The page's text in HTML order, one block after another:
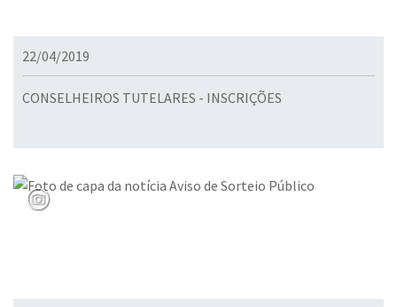
22/04/2019
CONSELHEIROS TUTELARES - INSCRIÇÕES